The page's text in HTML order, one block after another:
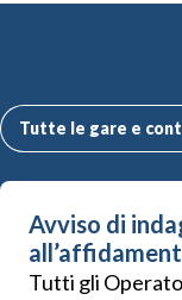
Tutte le gare e
Avviso di
Tutti gli